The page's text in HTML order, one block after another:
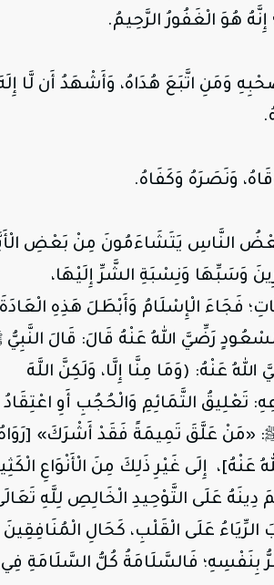
هُوَ الْغَفُورُ الرَّحِيمُ.
وَمَنِ اتَّبَعَ هُدَاهُ، وَأَشْهَدُ أَن لَّا
وَنَصَرَهُ وَكَفَاهُ.
فَبَعْضُ النَّاسِ يَتَشَاءَمُونَ مِنْ بَعْضِ
وَنِسْبَةِ الشَّرِّ إِلَيْهَا،
فَجَاءَ الْإِسْلَامُ وَأَبْطَلَ هَذِهِ
مَسْعُودٍ رَضِّيَّ اللهُ عَنْهُ قَالَ: قَالَ
اللهُ عَنْهُ: (وَمَا مِنَّا إِلَّا، وَلَكِنَّ اللَّهَ
تَعْلِيقُ التَّمَائِمِ وَالْحُجُبِ أَوِ
«مَنْ عَلَّقَ تَمِيمَةً فَقَدْ أَشْرَكَ»
عَنْهُ]، إِلَى غَيْرِ ذَلِكَ مِنَ الْأَنْوَاعِ
عَلَى التَّوْحِيدِ الْخَالِصِ لِلَّهِ
عَلَى الْقَلْبِ، كَحَالِ الْمُنَافِقِينَ
بِنَفْسِهِ؛ فَالسَّلَامَةُ كُلُّ السَّلَامَةِ فِي